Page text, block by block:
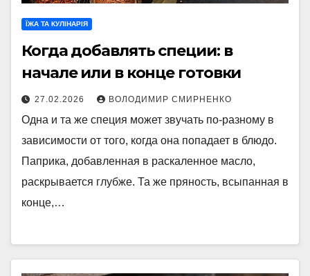
ЇЖА ТА КУЛІНАРІЯ
Когда добавлять специи: в
начале или в конце готовки
27.02.2026 ВОЛОДИМИР СМИРНЕНКО
Одна и та же специя может звучать по-разному в
зависимости от того, когда она попадает в блюдо.
Паприка, добавленная в раскаленное масло,
раскрывается глубже. Та же пряность, всыпанная в
конце,…